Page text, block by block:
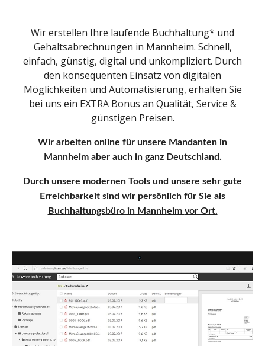
Wir erstellen Ihre laufende Buchhaltung* und
Gehaltsabrechnungen in Mannheim. Schnell,
einfach, günstig, digital und unkompliziert. Durch
den konsequenten Einsatz von digitalen
Möglichkeiten und Automatisierung, erhalten Sie
bei uns ein EXTRA Bonus an Qualität, Service &
günstigen Preisen.
Wir arbeiten online für unsere Mandanten in
Mannheim aber auch in ganz Deutschland.
Durch unsere modernen Tools und unsere sehr gute
Erreichbarkeit sind wir persönlich für Sie als
Buchhaltungsbüro in Mannheim vor Ort.